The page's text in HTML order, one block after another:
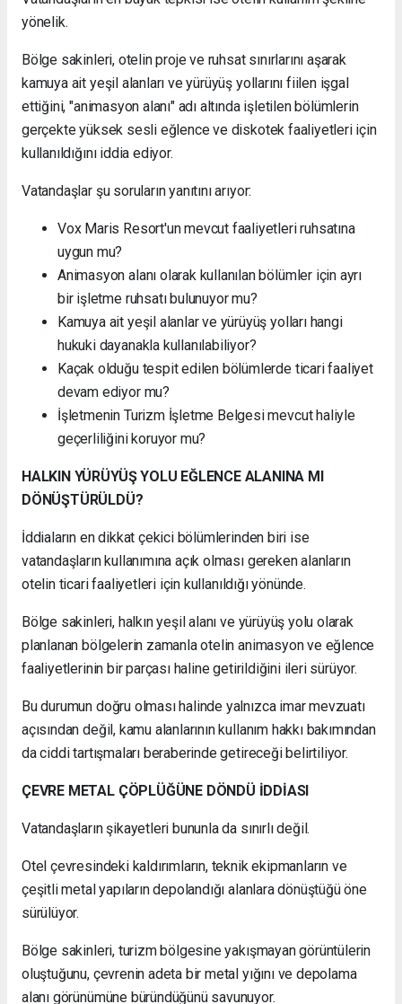
yönelik.
Bölge sakinleri, otelin proje ve ruhsat sınırlarını aşarak
kamuya ait yeşil alanları ve yürüyüş yollarını fiilen işgal
ettiğini, "animasyon alanı" adı altında işletilen bölümlerin
gerçekte yüksek sesli eğlence ve diskotek faaliyetleri için
kullanıldığını iddia ediyor.
Vatandaşlar şu soruların yanıtını arıyor:
Vox Maris Resort'un mevcut faaliyetleri ruhsatına
uygun mu?
Animasyon alanı olarak kullanılan bölümler için ayrı
bir işletme ruhsatı bulunuyor mu?
Kamuya ait yeşil alanlar ve yürüyüş yolları hangi
hukuki dayanakla kullanılabiliyor?
Kaçak olduğu tespit edilen bölümlerde ticari faaliyet
devam ediyor mu?
İşletmenin Turizm İşletme Belgesi mevcut haliyle
geçerliliğini koruyor mu?
HALKIN YÜRÜYÜŞ YOLU EĞLENCE ALANINA MI
DÖNÜŞTÜRÜLDÜ?
İddiaların en dikkat çekici bölümlerinden biri ise
vatandaşların kullanımına açık olması gereken alanların
otelin ticari faaliyetleri için kullanıldığı yönünde.
Bölge sakinleri, halkın yeşil alanı ve yürüyüş yolu olarak
planlanan bölgelerin zamanla otelin animasyon ve eğlence
faaliyetlerinin bir parçası haline getirildiğini ileri sürüyor.
Bu durumun doğru olması halinde yalnızca imar mevzuatı
açısından değil, kamu alanlarının kullanım hakkı bakımından
da ciddi tartışmaları beraberinde getireceği belirtiliyor.
ÇEVRE METAL ÇÖPLÜĞÜNE DÖNDÜ İDDİASI
Vatandaşların şikayetleri bununla da sınırlı değil.
Otel çevresindeki kaldırımların, teknik ekipmanların ve
çeşitli metal yapıların depolandığı alanlara dönüştüğü öne
sürülüyor.
Bölge sakinleri, turizm bölgesine yakışmayan görüntülerin
oluştuğunu, çevrenin adeta bir metal yığını ve depolama
alanı görünümüne büründüğünü savunuyor.